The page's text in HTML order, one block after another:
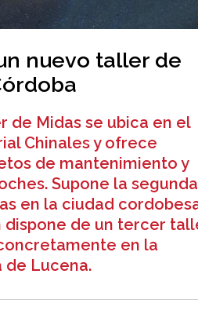
nuevo taller de
de Midas se ubica en el
Chinales y ofrece
de mantenimiento y
Supone la segunda
en la ciudad
dispone de un tercer
en la
de Lucena.